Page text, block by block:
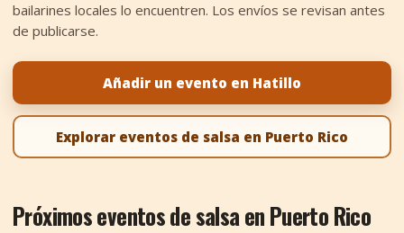
TuneTempo
bailarines locales lo encuentren. Los envíos se revisan antes
de publicarse.
Añadir un evento en Hatillo
Explorar eventos de salsa en Puerto Rico
Próximos eventos de salsa en Puerto Rico